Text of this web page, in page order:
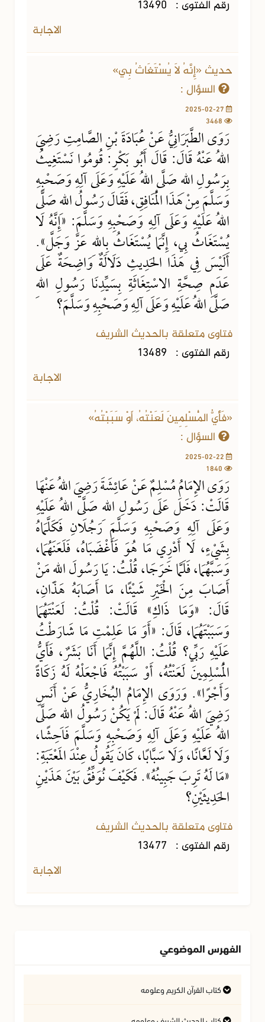
رقم الفتوى : 13490
الاجابة
حديث «إِنَّهُ لَا يُسْتَغَاثُ بِي»
السؤال :
رَوَى الطَّبَرَانِيُّ عَنْ عُبَادَةَ بْنِ الصَّامِتِ رَضِيَ
اللهُ عَنْهُ قَالَ: قَالَ أَبُو بَكْرٍ: قُومُوا نَسْتَغِيثُ
بِرَسُولِ اللهِ صَلَّى اللهُ عَلَيْهِ وَعَلَى آلِهِ وَصَحْبِهِ
وَسَلَّمَ مِنْ هَذَا الْمُنَافِقِ، فَقَالَ رَسُولُ اللهِ صَلَّى
اللهُ عَلَيْهِ وَعَلَى آلِهِ وَصَحْبِهِ وَسَلَّمَ: «إِنَّهُ لَا
يُسْتَغَاثُ بِي، إِنَّمَا يُسْتَغَاثُ بِاللهِ عَزَّ وَجَلَّ».
أَلَيْسَ فِي هَذَا الحَدِيثِ دَلَالَةٌ وَاضِحَةٌ عَلَى
عَدَمِ صِحَّةِ الاسْتِغَاثَةِ بِسَيِّدِنَا رَسُولِ اللهِ
صَلَّى اللهُ عَلَيْهِ وَعَلَى آلِهِ وَصَحْبِهِ وَسَلَّمَ؟
فتاوى متعلقة بالحديث الشريف
رقم الفتوى : 13489
الاجابة
«فَأَيُّ الْمُسْلِمِينَ لَعَنْتُهُ، أَوْ سَبَبْتُهُ»
السؤال :
رَوَى الإِمَامُ مُسْلِمٌ عَنْ عَائِشَةَ رَضِيَ اللهُ عَنْهَا
قَالَتْ: دَخَلَ عَلَى رَسُولِ اللهِ صَلَّى اللهُ عَلَيْهِ
وَعَلَى آلِهِ وَصَحْبِهِ وَسَلَّمَ رَجُلَانِ فَكَلَّمَاهُ
بِشَيْءٍ، لَا أَدْرِي مَا هُوَ فَأَغْضَبَاهُ، فَلَعَنَهُمَا،
وَسَبَّهُمَا، فَلَمَّا خَرَجَا، قُلْتُ: يَا رَسُولَ اللهِ مَنْ
أَصَابَ مِنَ الْخَيْرِ شَيْئًا، مَا أَصَابَهُ هَذَانِ،
قَالَ: «وَمَا ذَاكِ» قَالَتْ: قُلْتُ: لَعَنْتَهُمَا
وَسَبَبْتَهُمَا، قَالَ: «أَوَ مَا عَلِمْتِ مَا شَارَطْتُ
عَلَيْهِ رَبِّي؟ قُلْتُ: اللَّهُمَّ إِنَّمَا أَنَا بَشَرٌ، فَأَيُّ
الْمُسْلِمِينَ لَعَنْتُهُ، أَوْ سَبَبْتُهُ فَاجْعَلْهُ لَهُ زَكَاةً
وَأَجْرًا». وَرَوَى الإِمَامُ البُخَارِيُّ عَنْ أَنَسٍ
رَضِيَ اللهُ عَنْهُ قَالَ: لَمْ يَكُنْ رَسُولُ اللهِ صَلَّى
اللهُ عَلَيْهِ وَعَلَى آلِهِ وَصَحْبِهِ وَسَلَّمَ فَاحِشًا،
وَلَا لَعَّانًا، وَلَا سَبَّابًا، كَانَ يَقُولُ عِنْدَ المَعْتَبَةِ:
«مَا لَهُ تَرِبَ جَبِينُهُ». فَكَيْفَ نُوَفِّقُ بَيْنَ هَذَيْنِ
الحَدِيثَيْنِ؟
فتاوى متعلقة بالحديث الشريف
رقم الفتوى : 13477
الاجابة
الفهرس الموضوعي
كتاب القرآن الكريم وعلومه